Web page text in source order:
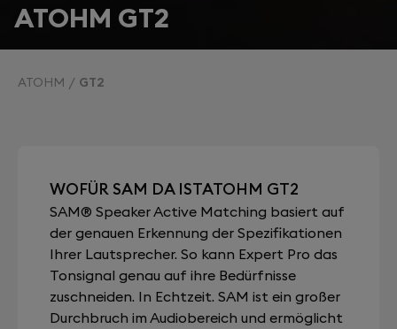
ATOHM GT2
ATOHM GT2
WOFÜR SAM DA ISTATOHM GT2
SAM® Speaker Active Matching basiert auf
der genauen Erkennung der Spezifikationen
Ihrer Lautsprecher. So kann Expert Pro das
Tonsignal genau auf ihre Bedürfnisse
zuschneiden. In Echtzeit. SAM ist ein großer
Durchbruch im Audiobereich und ermöglicht